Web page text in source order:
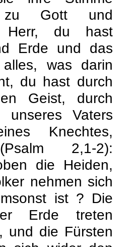
zu Gott und
Herr, du hast
Erde und das
was darin
du hast durch
Geist, durch
unseres Vaters
Knechtes,
2,1-2):
die Heiden,
nehmen sich
ist ? Die
Erde treten
und die Fürsten